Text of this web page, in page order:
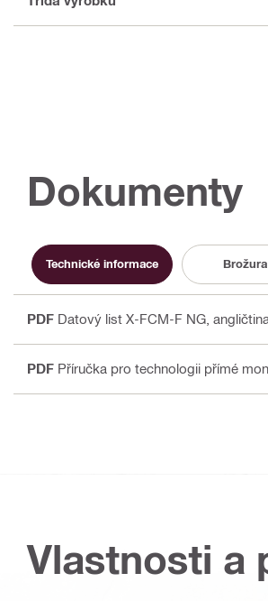
Dokumenty
Technické informace Brožura
PDF Datový list X-FCM-F NG ,
PDF Příručka pro technologii přímé
Vlastnosti a